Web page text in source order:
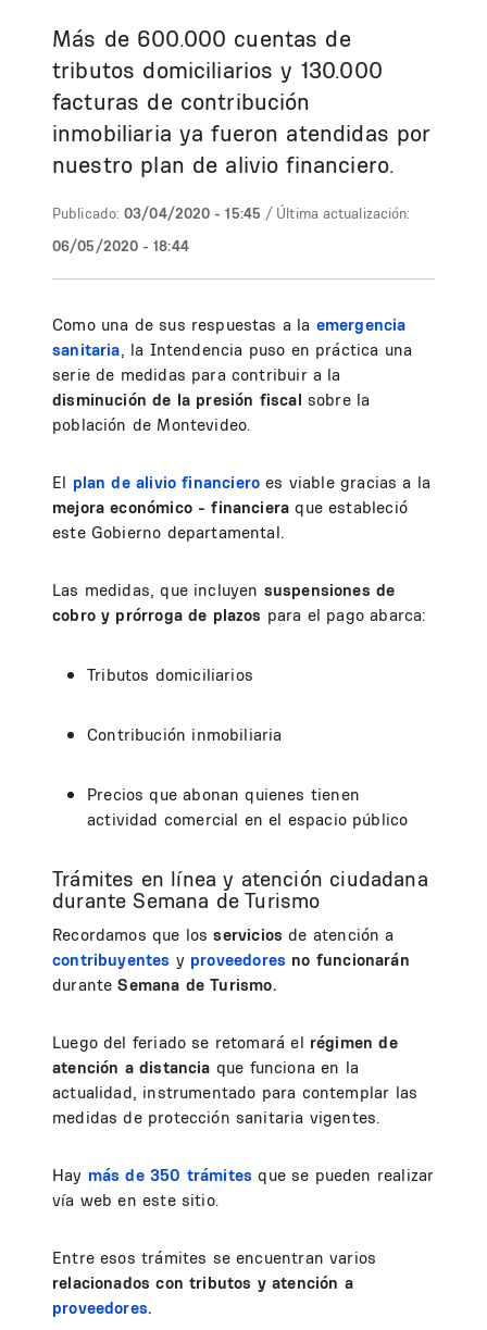
Más de 600.000 cuentas de
tributos domiciliarios y 130.000
facturas de contribución
inmobiliaria ya fueron atendidas por
nuestro plan de alivio financiero.
Publicado: 03/04/2020 - 15:45 / Última actualización:
06/05/2020 - 18:44
Como una de sus respuestas a la emergencia
sanitaria, la Intendencia puso en práctica una
serie de medidas para contribuir a la
disminución de la presión fiscal sobre la
población de Montevideo.
El plan de alivio financiero es viable gracias a la
mejora económico - financiera que estableció
este Gobierno departamental.
Las medidas, que incluyen suspensiones de
cobro y prórroga de plazos para el pago abarca:
Tributos domiciliarios
Contribución inmobiliaria
Precios que abonan quienes tienen
actividad comercial en el espacio público
Trámites en línea y atención ciudadana
durante Semana de Turismo
Recordamos que los servicios de atención a
contribuyentes y proveedores no funcionarán
durante Semana de Turismo.
Luego del feriado se retomará el régimen de
atención a distancia que funciona en la
actualidad, instrumentado para contemplar las
medidas de protección sanitaria vigentes.
Hay más de 350 trámites que se pueden realizar
vía web en este sitio.
Entre esos trámites se encuentran varios
relacionados con tributos y atención a
proveedores.